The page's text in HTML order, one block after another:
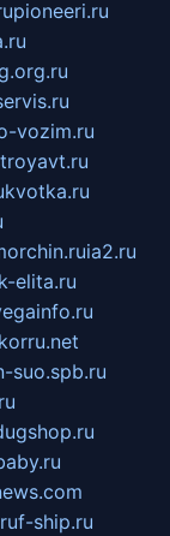
pioneeri.ru
vozim.ru
kvotka.ru
ia2.ru
elita.ru
korru.net
suo.spb.ru
f-ship.ru